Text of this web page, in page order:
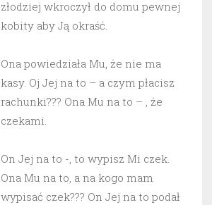
złodziej wkroczył do domu pewnej
kobity aby Ją okraść.
Ona powiedziała Mu, że nie ma
kasy. Oj Jej na to – a czym płacisz
rachunki??? Ona Mu na to – , że
czekami.
On Jej na to -, to wypisz Mi czek.
Ona Mu na to, a na kogo mam
wypisać czek??? On Jej na to podał